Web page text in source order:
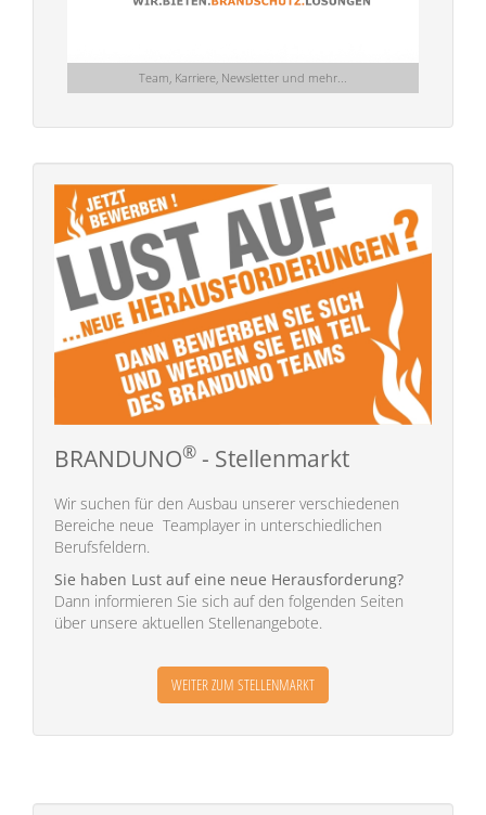
Team, Karriere, Newsletter und mehr...
BRANDUNO® - Stellenmarkt
Wir suchen für den Ausbau unserer verschiedenen
Bereiche neue Teamplayer in unterschiedlichen
Berufsfeldern.
Sie haben Lust auf eine neue Herausforderung?
Dann informieren Sie sich auf den folgenden Seiten
über unsere aktuellen Stellenangebote.
WEITER ZUM STELLENMARKT